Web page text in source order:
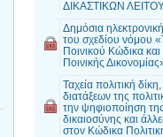
ΔΙΚΑΣΤΙΚΩΝ
Δημόσια
του σχεδίου νόμου
Ποινικού Κώδικα
Ποινικής
Ταχεία πολιτική
διατάξεων της
την ψηφιοποίηση
δικαιοσύνης και
στον Κώδικα